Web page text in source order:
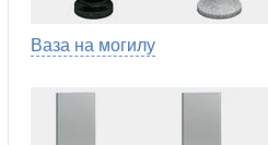
Ваза на могилу